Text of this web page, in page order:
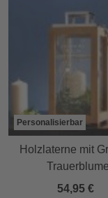
Personalisierbar
Holzlaterne mit
Trauerblume
54,95 €